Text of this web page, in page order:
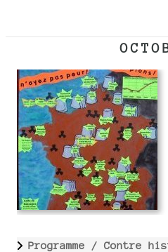
Programme / Contre